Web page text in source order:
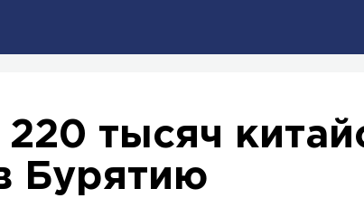
тысяч
Бурятию